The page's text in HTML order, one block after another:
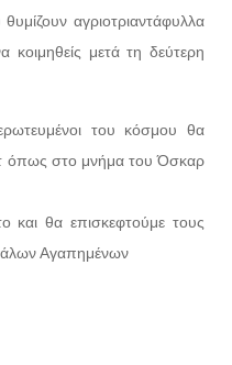
αγριοτριαντάφυλλα
κοιμηθείς μετά τη δεύτερη
του κόσμου θα
όπως στο μνήμα του Όσκαρ
και θα επισκεφτούμε τους
Αγαπημένων